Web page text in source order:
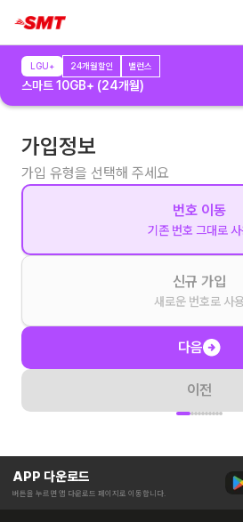
LGU+ 24개월할인 밸런스
스마트 10GB+ (24개월)
가입정보
가입 유형을 선택해 주세요
번호 이동
기존 번호 그대로
신규 가입
새로운 번호로 사
이전
다음
APP 다운로드
버튼을 누르면 앱 다운로드 페이지로 이동합니다.